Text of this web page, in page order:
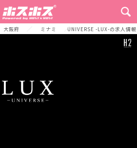
大阪府 ミナミ UNIVERSE -LUX-の求人情報
ジ 募集要項 店舗